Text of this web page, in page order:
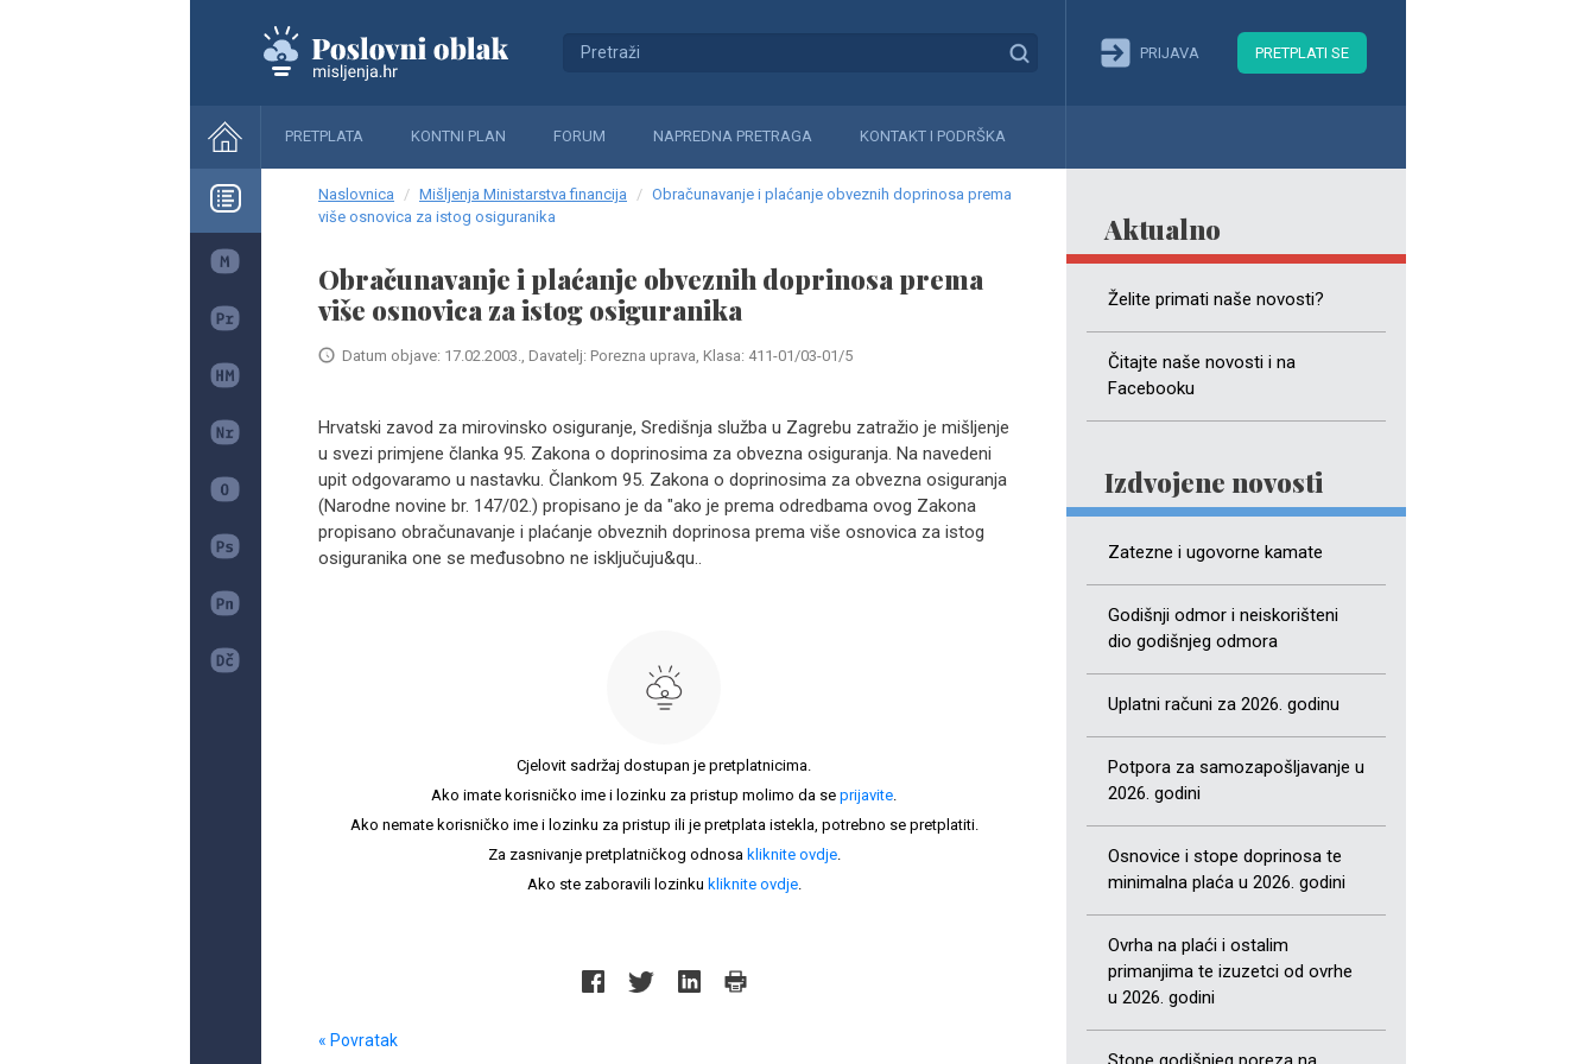
PRIJAVA PRETPLATI SE
PRETPLATA KONTNI PLAN FORUM NAPREDNA PRETRAGA KONTAKT I PODRŠKA
Aktualno
Želite primati naše novosti?
Čitajte naše novosti i na
Facebooku
Izdvojene novosti
Zatezne i ugovorne kamate
Godišnji odmor i neiskorišteni
dio godišnjeg odmora
Uplatni računi za 2026. godinu
Potpora za samozapošljavanje u
2026. godini
Osnovice i stope doprinosa te
minimalna plaća u 2026. godini
Ovrha na plaći i ostalim
primanjima te izuzetci od ovrhe
u 2026. godini
Naslovnica Mišljenja Ministarstva financija
Obračunavanje i plaćanje obveznih doprinosa prema
više osnovica za istog osiguranika
Obračunavanje i plaćanje obveznih doprinosa prema
više osnovica za istog osiguranika
Datum objave: 17.02.2003., Davatelj: Porezna uprava, Klasa: 411-01/03-01/5
Hrvatski zavod za mirovinsko osiguranje, Središnja služba u Zagrebu zatražio je mišljenje
u svezi primjene članka 95. Zakona o doprinosima za obvezna osiguranja. Na navedeni
upit odgovaramo u nastavku. Člankom 95. Zakona o doprinosima za obvezna osiguranja
(Narodne novine br. 147/02.) propisano je da "ako je prema odredbama ovog Zakona
propisano obračunavanje i plaćanje obveznih doprinosa prema više osnovica za istog
osiguranika one se međusobno ne isključuju&qu..
Cjelovit sadržaj dostupan je pretplatnicima.
Ako imate korisničko ime i lozinku za pristup molimo da se prijavite.
Ako nemate korisničko ime i lozinku za pristup ili je pretplata istekla, potrebno se pretplatiti.
Za zasnivanje pretplatničkog odnosa kliknite ovdje.
Ako ste zaboravili lozinku kliknite ovdje.
« Povratak